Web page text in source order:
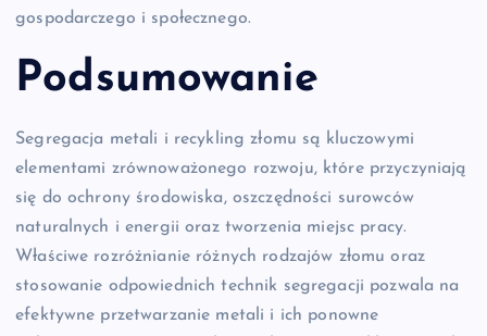
gospodarczego i społecznego.
Podsumowanie
Segregacja metali i recykling złomu są kluczowymi
elementami zrównoważonego rozwoju, które przyczyniają
się do ochrony środowiska, oszczędności surowców
naturalnych i energii oraz tworzenia miejsc pracy.
Właściwe rozróżnianie różnych rodzajów złomu oraz
stosowanie odpowiednich technik segregacji pozwala na
efektywne przetwarzanie metali i ich ponowne